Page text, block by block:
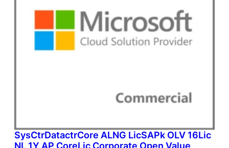
SysCtrDatactrCore ALNG LicSAPk OLV 16Lic
NL 1Y AP CoreLic Corporate Open Value